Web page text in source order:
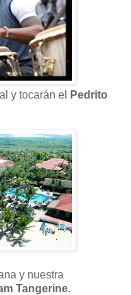
y tocarán el
Pedrito
y nuestra
Tangerine.